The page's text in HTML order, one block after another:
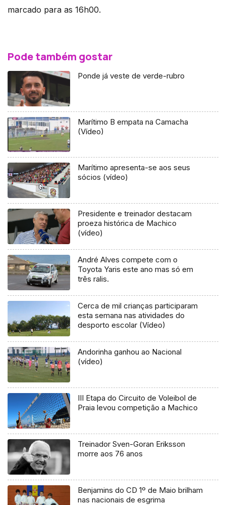
marcado para as 16h00.
Pode também gostar
Ponde já veste de verde-rubro
Marítimo B empata na Camacha
(Vídeo)
Marítimo apresenta-se aos seus
sócios (vídeo)
Presidente e treinador destacam
proeza histórica de Machico
(vídeo)
André Alves compete com o
Toyota Yaris este ano mas só em
três ralis.
Cerca de mil crianças participaram
esta semana nas atividades do
desporto escolar (Vídeo)
Andorinha ganhou ao Nacional
(vídeo)
III Etapa do Circuito de Voleibol de
Praia levou competição a Machico
Treinador Sven-Goran Eriksson
morre aos 76 anos
Benjamins do CD 1º de Maio brilham
nas nacionais de esgrima